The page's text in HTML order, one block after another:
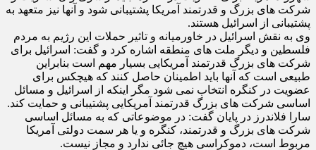
شرکت های بزرگ و قدرتمند آمریکا پشتیبانی شود و آنها نیز متعهد به
پشتیبانی از اسرائیل هستند.
وی به نقش اسرائیل در خاورمیانه و تاثیر حملات این رژیم به مردم
فلسطین و دیگر ملت های منطقه اشاره کرد و گفت: اسرائیل برای
شرکت های بزرگ قدرتمند آمریکایی بسیار مهم است بنابراین
طبیعی است که آنها باید اطمینان حاصل کنند که هیچکس برای
عضویت در کنگره انتخاب نمی شود مگر اینکه از اسرائیل و مسائل
اساسی شرکت های بزرگ قدرتمند آمریکایی پشتیبانی و حمایت کند.
سارا فلاندرز در پایان گفت: در موضوعاتی که به مسائل اساسی
شرکت های بزرگ و قدرتمند، کنگره و یا هر سمت دولتی آمریکا
مربوط است، دموکراسی هیچ جائی ندارد و مجاز نیست.